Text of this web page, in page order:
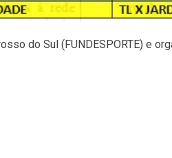
do Sul (FUNDESPORTE) e